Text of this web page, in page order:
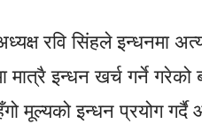
रवि सिंहले इन्धनमा
मात्रै इन्धन खर्च गर्ने गरेको
मूल्यको इन्धन प्रयोग